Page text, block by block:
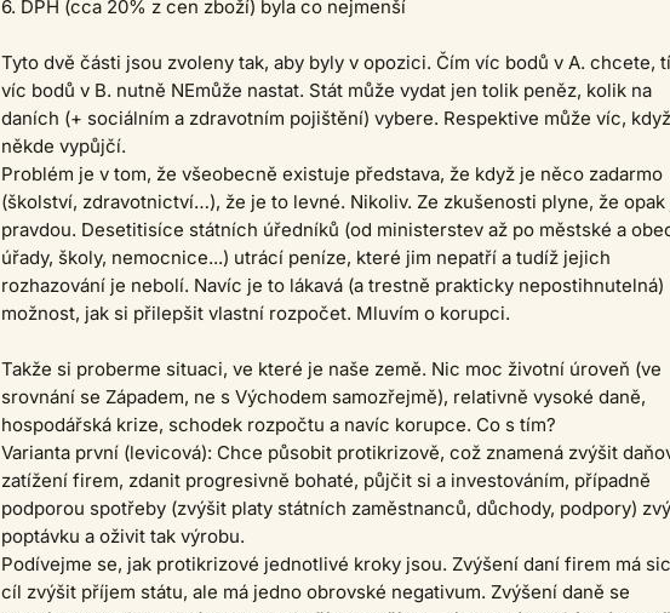
6. DPH (cca 20% z cen zboží) byla co nejmenší
Tyto dvě části jsou zvoleny tak, aby byly v opozici. Čím víc bodů v A. chcete,
víc bodů v B. nutně NEmůže nastat. Stát může vydat jen tolik peněz, kolik na
daních (+ sociálním a zdravotním pojištění) vybere. Respektive může víc,
někde vypůjčí.
Problém je v tom, že všeobecně existuje představa, že když je něco zadarmo
(školství, zdravotnictví…), že je to levné. Nikoliv. Ze zkušenosti plyne, že opak
pravdou. Desetitisíce státních úředníků (od ministerstev až po městské a
úřady, školy, nemocnice...) utrácí peníze, které jim nepatří a tudíž jejich
rozhazování je nebolí. Navíc je to lákavá (a trestně prakticky nepostihnutelná)
možnost, jak si přilepšit vlastní rozpočet. Mluvím o korupci.
Takže si proberme situaci, ve které je naše země. Nic moc životní úroveň (ve
srovnání se Západem, ne s Východem samozřejmě), relativně vysoké daně,
hospodářská krize, schodek rozpočtu a navíc korupce. Co s tím?
Varianta první (levicová): Chce působit protikrizově, což znamená zvýšit
zatížení firem, zdanit progresivně bohaté, půjčit si a investováním, případně
podporou spotřeby (zvýšit platy státních zaměstnanců, důchody, podpory)
poptávku a oživit tak výrobu.
Podívejme se, jak protikrizové jednotlivé kroky jsou. Zvýšení daní firem má
cíl zvýšit příjem státu, ale má jedno obrovské negativum. Zvýšení daně se